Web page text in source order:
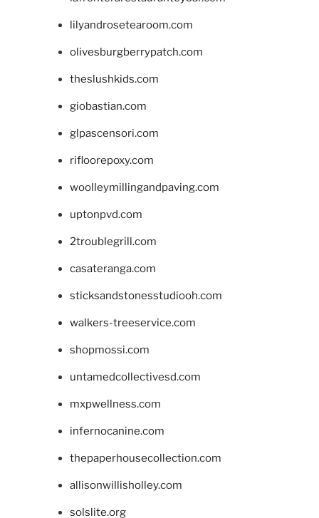
lilyandrosetearoom.com
olivesburgberrypatch.com
theslushkids.com
giobastian.com
glpascensori.com
rifloorepoxy.com
woolleymillingandpaving.com
uptonpvd.com
2troublegrill.com
casateranga.com
sticksandstonesstudiooh.com
walkers-treeservice.com
shopmossi.com
untamedcollectivesd.com
mxpwellness.com
infernocanine.com
thepaperhousecollection.com
allisonwillisholley.com
solslite.org